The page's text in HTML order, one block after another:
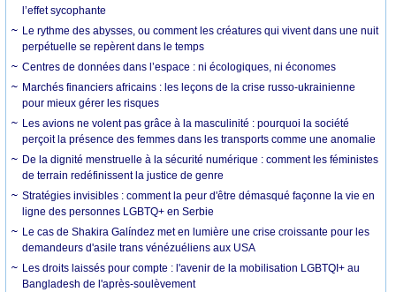
l’effet sycophante
Le rythme des abysses, ou comment les créatures qui vivent dans une nuit
perpétuelle se repèrent dans le temps
Centres de données dans l’espace : ni écologiques, ni économes
Marchés financiers africains : les leçons de la crise russo-ukrainienne
pour mieux gérer les risques
Les avions ne volent pas grâce à la masculinité : pourquoi la société
perçoit la présence des femmes dans les transports comme une anomalie
De la dignité menstruelle à la sécurité numérique : comment les féministes
de terrain redéfinissent la justice de genre
Stratégies invisibles : comment la peur d'être démasqué façonne la vie en
ligne des personnes LGBTQ+ en Serbie
Le cas de Shakira Galíndez met en lumière une crise croissante pour les
demandeurs d'asile trans vénézuéliens aux USA
Les droits laissés pour compte : l'avenir de la mobilisation LGBTQI+ au
Bangladesh de l'après-soulèvement